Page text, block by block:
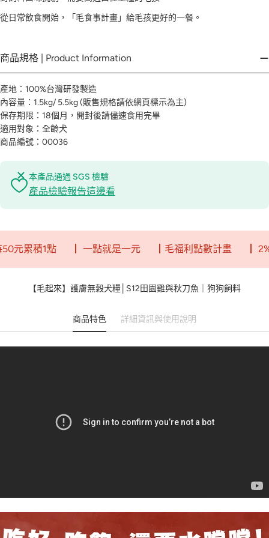
從日常飲食開始，「毛食事計畫」給毛孩更好的一餐。
商品規格 | Product Information
產地：100%台灣研發製造
內容量：1.5kg/ 5.5kg (販售規格請依網頁標示為主)
保存期限：18個月，開封後請儘速食用完畢
適用對象：全齡犬
商品編號：00036
本產品通過 SGS 檢驗
產品檢驗報告這邊看
┃ 一點就是一元 ┃毛福利點數計畫 ┃ 2%回饋無上
【毛起來】護膚無穀犬糧│S12田園雞與秋刀魚｜狗狗飼料
商品特色 詳細資訊與使用說明